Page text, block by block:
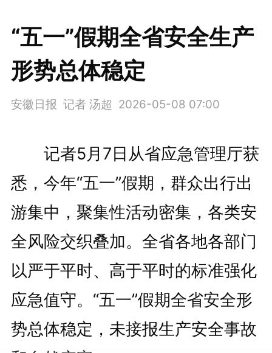
“五一”假期全省安全生产
形势总体稳定
安徽日报 记者 汤超 2026-05-08 07:00
记者5月7日从省应急管理厅获
悉，今年“五一”假期，群众出行出
游集中，聚集性活动密集，各类安
全风险交织叠加。全省各地各部门
以严于平时、高于平时的标准强化
应急值守。“五一”假期全省安全形
势总体稳定，未接报生产安全事故